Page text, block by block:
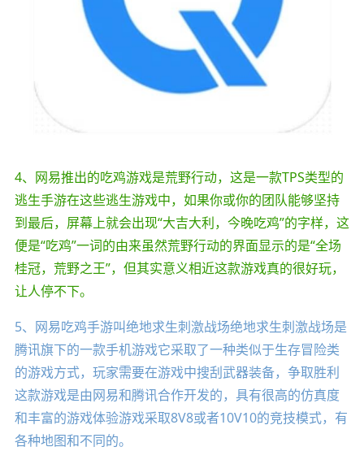
4、网易推出的吃鸡游戏是荒野行动，这是一款TPS类型的
逃生手游在这些逃生游戏中，如果你或你的团队能够坚持
到最后，屏幕上就会出现“大吉大利，今晚吃鸡”的字样，这
便是“吃鸡”一词的由来虽然荒野行动的界面显示的是“全场
桂冠，荒野之王”，但其实意义相近这款游戏真的很好玩，
让人停不下。
5、网易吃鸡手游叫绝地求生刺激战场绝地求生刺激战场是
腾讯旗下的一款手机游戏它采取了一种类似于生存冒险类
的游戏方式，玩家需要在游戏中搜刮武器装备，争取胜利
这款游戏是由网易和腾讯合作开发的，具有很高的仿真度
和丰富的游戏体验游戏采取8V8或者10V10的竞技模式，有
各种地图和不同的。